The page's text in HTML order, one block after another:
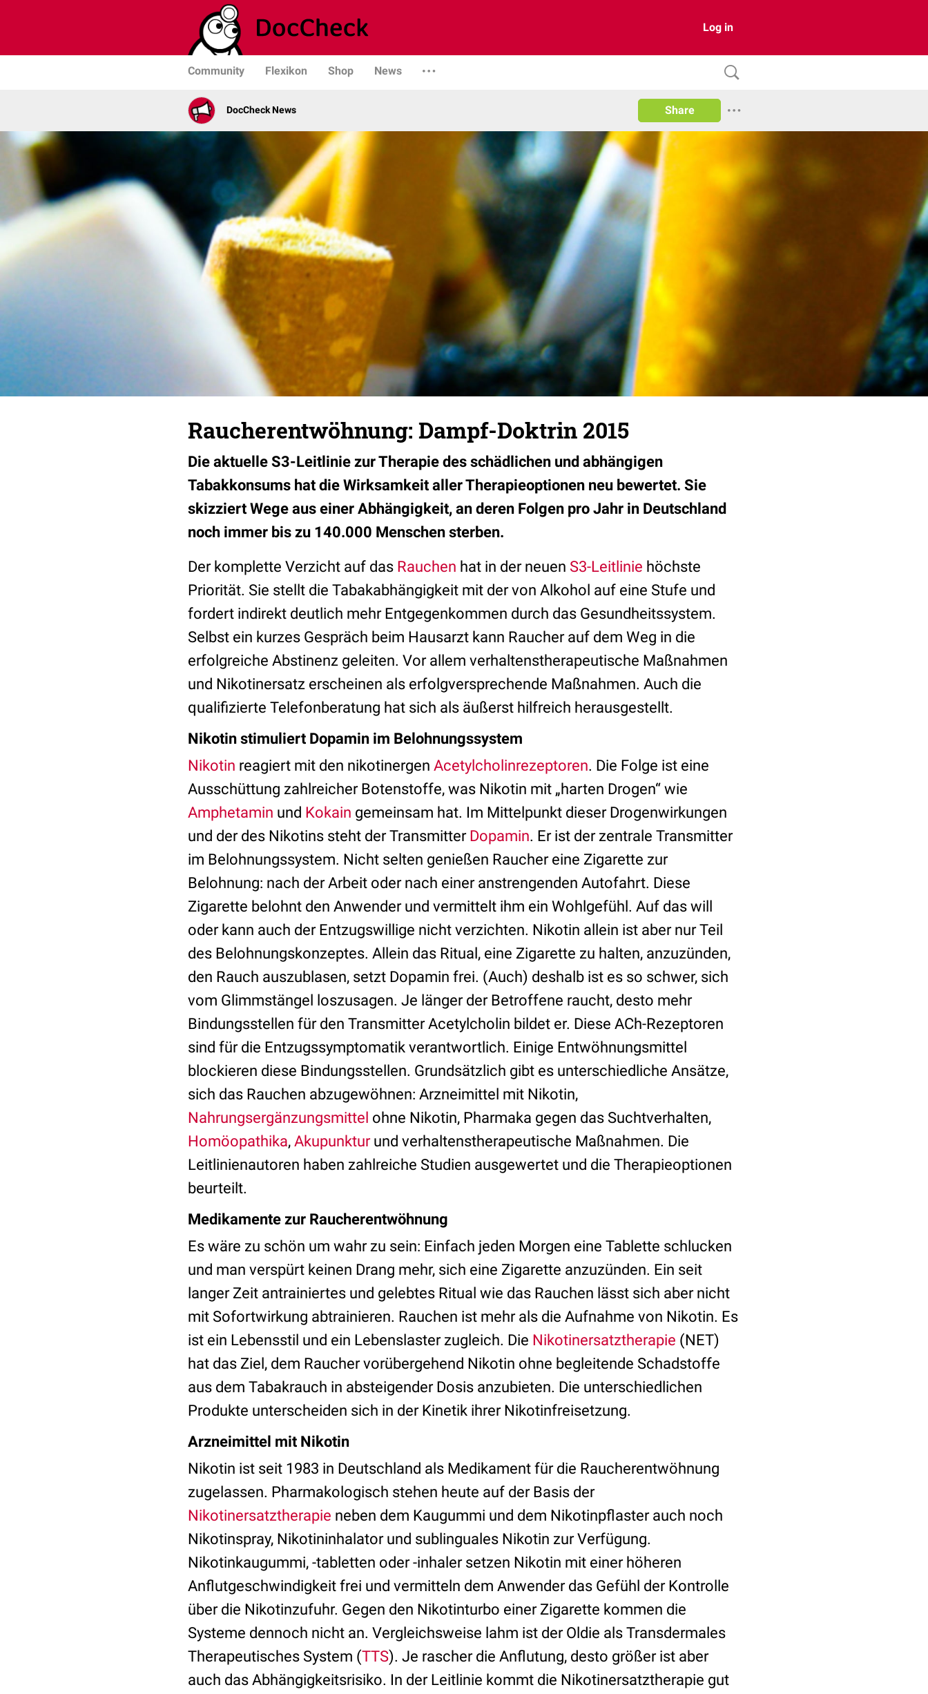
Log in
Community Flexikon Shop News
DocCheck News Share
Raucherentwöhnung: Dampf-Doktrin 2015
Die aktuelle S3-Leitlinie zur Therapie des schädlichen und abhängigen
Tabakkonsums hat die Wirksamkeit aller Therapieoptionen neu bewertet. Sie
skizziert Wege aus einer Abhängigkeit, an deren Folgen pro Jahr in Deutschland
noch immer bis zu 140.000 Menschen sterben.
Der komplette Verzicht auf das Rauchen hat in der neuen S3-Leitlinie höchste
Priorität. Sie stellt die Tabakabhängigkeit mit der von Alkohol auf eine Stufe und
fordert indirekt deutlich mehr Entgegenkommen durch das Gesundheitssystem.
Selbst ein kurzes Gespräch beim Hausarzt kann Raucher auf dem Weg in die
erfolgreiche Abstinenz geleiten. Vor allem verhaltenstherapeutische Maßnahmen
und Nikotinersatz erscheinen als erfolgversprechende Maßnahmen. Auch die
qualifizierte Telefonberatung hat sich als äußerst hilfreich herausgestellt.
Nikotin stimuliert Dopamin im Belohnungssystem
Nikotin reagiert mit den nikotinergen Acetylcholinrezeptoren. Die Folge ist eine
Ausschüttung zahlreicher Botenstoffe, was Nikotin mit „harten Drogen“ wie
Amphetamin und Kokain gemeinsam hat. Im Mittelpunkt dieser Drogenwirkungen
und der des Nikotins steht der Transmitter Dopamin. Er ist der zentrale Transmitter
im Belohnungssystem. Nicht selten genießen Raucher eine Zigarette zur
Belohnung: nach der Arbeit oder nach einer anstrengenden Autofahrt. Diese
Zigarette belohnt den Anwender und vermittelt ihm ein Wohlgefühl. Auf das will
oder kann auch der Entzugswillige nicht verzichten. Nikotin allein ist aber nur Teil
des Belohnungskonzeptes. Allein das Ritual, eine Zigarette zu halten, anzuzünden,
den Rauch auszublasen, setzt Dopamin frei. (Auch) deshalb ist es so schwer, sich
vom Glimmstängel loszusagen. Je länger der Betroffene raucht, desto mehr
Bindungsstellen für den Transmitter Acetylcholin bildet er. Diese ACh-Rezeptoren
sind für die Entzugssymptomatik verantwortlich. Einige Entwöhnungsmittel
blockieren diese Bindungsstellen. Grundsätzlich gibt es unterschiedliche Ansätze,
sich das Rauchen abzugewöhnen: Arzneimittel mit Nikotin,
Nahrungsergänzungsmittel ohne Nikotin, Pharmaka gegen das Suchtverhalten,
Homöopathika, Akupunkturund verhaltenstherapeutische Maßnahmen. Die
Leitlinienautoren haben zahlreiche Studien ausgewertet und die Therapieoptionen
beurteilt.
Medikamente zur Raucherentwöhnung
Es wäre zu schön um wahr zu sein: Einfach jeden Morgen eine Tablette schlucken
und man verspürt keinen Drang mehr, sich eine Zigarette anzuzünden. Ein seit
langer Zeit antrainiertes und gelebtes Ritual wie das Rauchen lässt sich aber nicht
mit Sofortwirkung abtrainieren. Rauchen ist mehr als die Aufnahme von Nikotin. Es
ist ein Lebensstil und ein Lebenslaster zugleich. Die Nikotinersatztherapie (NET)
hat das Ziel, dem Raucher vorübergehend Nikotin ohne begleitende Schadstoffe
aus dem Tabakrauch in absteigender Dosis anzubieten. Die unterschiedlichen
Produkte unterscheiden sich in der Kinetik ihrer Nikotinfreisetzung.
Arzneimittel mit Nikotin
Nikotin ist seit 1983 in Deutschland als Medikament für die Raucherentwöhnung
zugelassen. Pharmakologisch stehen heute auf der Basis der
Nikotinersatztherapie neben dem Kaugummi und dem Nikotinpflaster auch noch
Nikotinspray, Nikotininhalator und sublinguales Nikotin zur Verfügung.
Nikotinkaugummi, -tabletten oder -inhaler setzen Nikotin mit einer höheren
Anflutgeschwindigkeit frei und vermitteln dem Anwender das Gefühl der Kontrolle
über die Nikotinzufuhr. Gegen den Nikotinturbo einer Zigarette kommen die
Systeme dennoch nicht an. Vergleichsweise lahm ist der Oldie als Transdermales
Therapeutisches System (TTS). Je rascher die Anflutung, desto größer ist aber
auch das Abhängigkeitsrisiko. In der Leitlinie kommt die Nikotinersatztherapie gut